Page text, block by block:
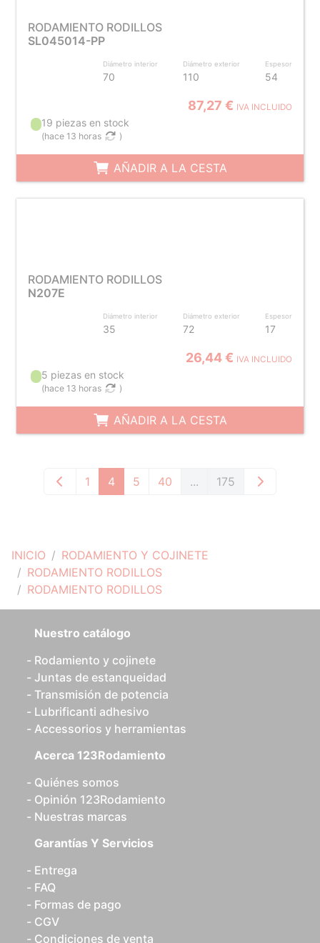
INICIO
RODAMIENTO Y COJINETE
RODAMIENTO RODILLOS
RODAMIENTO RODILLOS
RODAMIENTO RODILLOS
SL045014-PP
Diámetro interior
70
Diámetro exterior
110
Espesor
54
87,27 € IVA INCLUIDO
19 piezas en stock
(hace 13 horas )
AÑADIR A LA CESTA
RODAMIENTO RODILLOS
N207E
Diámetro interior
35
Diámetro exterior
72
Espesor
17
26,44 € IVA INCLUIDO
5 piezas en stock
(hace 13 horas )
AÑADIR A LA CESTA
1 4 5 40 ... 175
Nuestro catálogo
Rodamiento y cojinete
Juntas de estanqueidad
Transmisión de potencia
Lubrificanti adhesivo
Accessorios y herramientas
Acerca 123Rodamiento
Quiénes somos
Opinión 123Rodamiento
Nuestras marcas
Garantías Y Servicios
Entrega
FAQ
Formas de pago
CGV
Condiciones de venta